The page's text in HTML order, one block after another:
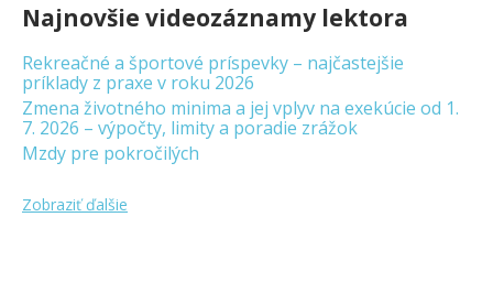
Najnovšie videozáznamy lektora
Rekreačné a športové príspevky – najčastejšie
príklady z praxe v roku 2026
Zmena životného minima a jej vplyv na exekúcie od 1.
7. 2026 – výpočty, limity a poradie zrážok
Mzdy pre pokročilých
Zobraziť ďalšie